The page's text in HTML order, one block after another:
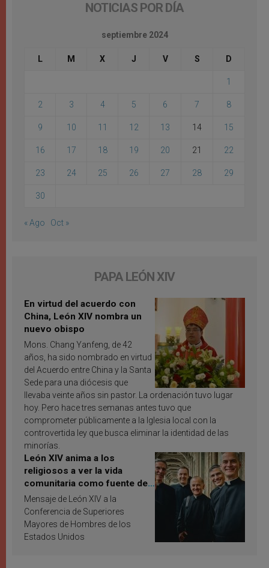
NOTICIAS POR DÍA
septiembre 2024
L M X J V S D
1
2 3 4 5 6 7 8
9 10 11 12 13 14 15
16 17 18 19 20 21 22
23 24 25 26 27 28 29
30
« Ago Oct »
PAPA LEÓN XIV
En virtud del acuerdo con
China, León XIV nombra un
nuevo obispo
Mons. Chang Yanfeng, de 42
años, ha sido nombrado en virtud
del Acuerdo entre China y la Santa
Sede para una diócesis que
llevaba veinte años sin pastor. La ordenación tuvo lugar
hoy. Pero hace tres semanas antes tuvo que
comprometer públicamente a la Iglesia local con la
controvertida ley que busca eliminar la identidad de las
minorías.
León XIV anima a los
religiosos a ver la vida
comunitaria como fuente de
inspiración y santificación
Mensaje de León XIV a la
Conferencia de Superiores
Mayores de Hombres de los
Estados Unidos